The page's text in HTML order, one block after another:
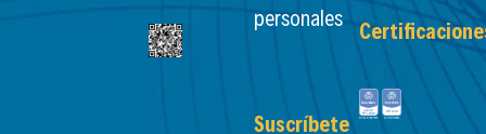
personales
Suscríbete